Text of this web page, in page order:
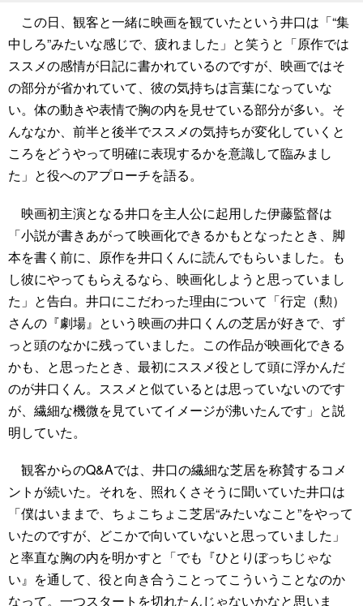
この日、観客と一緒に映画を観ていたという井口は「“集
中しろ”みたいな感じで、疲れました」と笑うと「原作では
ススメの感情が日記に書かれているのですが、映画ではそ
の部分が省かれていて、彼の気持ちは言葉になっていな
い。体の動きや表情で胸の内を見せている部分が多い。そ
んななか、前半と後半でススメの気持ちが変化していくと
ころをどうやって明確に表現するかを意識して臨みまし
た」と役へのアプローチを語る。
映画初主演となる井口を主人公に起用した伊藤監督は
「小説が書きあがって映画化できるかもとなったとき、脚
本を書く前に、原作を井口くんに読んでもらいました。も
し彼にやってもらえるなら、映画化しようと思っていまし
た」と告白。井口にこだわった理由について「行定（勲）
さんの『劇場』という映画の井口くんの芝居が好きで、ず
っと頭のなかに残っていました。この作品が映画化できる
かも、と思ったとき、最初にススメ役として頭に浮かんだ
のが井口くん。ススメと似ているとは思っていないのです
が、繊細な機微を見ていてイメージが沸いたんです」と説
明していた。
観客からのQ&Aでは、井口の繊細な芝居を称賛するコメ
ントが続いた。それを、照れくさそうに聞いていた井口は
「僕はいままで、ちょこちょこ芝居“みたいなこと”をやって
いたのですが、どこかで向いていないと思っていました」
と率直な胸の内を明かすと「でも『ひとりぼっちじゃな
い』を通して、役と向き合うことってこういうことなのか
なって。一つスタートを切れたんじゃないかなと思いま